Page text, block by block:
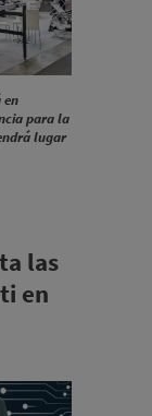
para la
lugar
las
en